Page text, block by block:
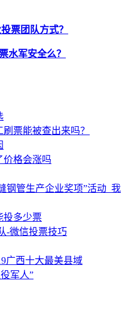
票团队方式？
水军安全么？
票能被查出来吗？
价格会涨吗
钢管生产企业奖项”活动_我
投多少票
-微信投票技巧
广西十大最美县域
军人”